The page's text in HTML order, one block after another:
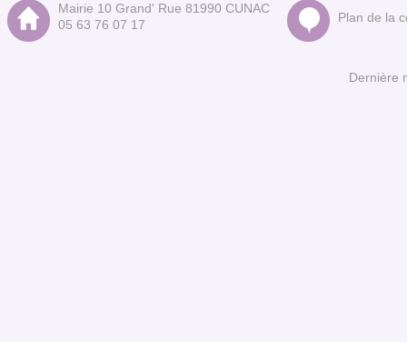
Mairie 10 Grand' Rue 81990 CUNAC
05 63 76 07 17
Plan de la
Dernière